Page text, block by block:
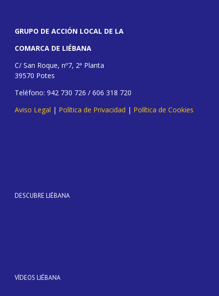
GRUPO DE ACCIÓN LOCAL DE LA
COMARCA DE LIÉBANA
C/ San Roque, nº7, 2ª Planta
39570 Potes
Teléfono: 942 730 726 / 606 318 720
Aviso Legal | Política de Privacidad | Política de Cookies
DESCUBRE LIÉBANA
VÍDEOS LIÉBANA